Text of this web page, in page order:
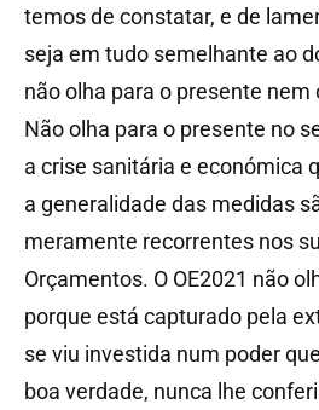
temos de constatar, e de
seja em tudo semelhante ao
não olha para o presente nem
Não olha para o presente no
a crise sanitária e económica
a generalidade das medidas
meramente recorrentes nos
Orçamentos. O OE2021 não
porque está capturado pela
se viu investida num poder
boa verdade, nunca lhe